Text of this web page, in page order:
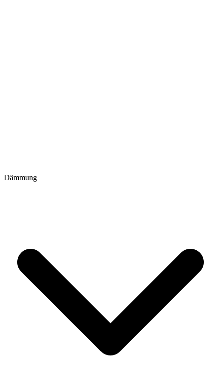
Dämmung